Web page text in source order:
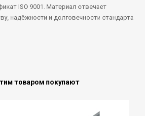
ISO 9001. Материал отвечает
надёжности и долговечности стандарта
товаром покупают